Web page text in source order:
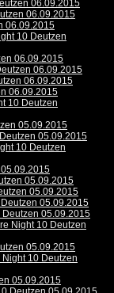
06.09.2015
06.09.2015
06.09.2015
10 Deutzen
06.09.2015
06.09.2015
06.09.2015
06.09.2015
10 Deutzen
05.09.2015
05.09.2015
10 Deutzen
05.09.2015
05.09.2015
05.09.2015
05.09.2015
Night 10 Deutzen
05.09.2015
10 Deutzen
05.09.2015